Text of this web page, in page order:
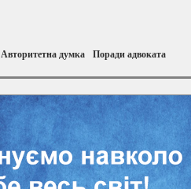
Авторитетна думка Поради адвоката